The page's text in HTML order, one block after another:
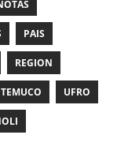
PAIS
REGION
TEMUCO UFRO